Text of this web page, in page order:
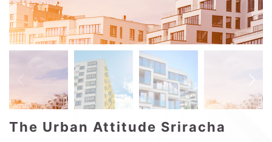
The Urban Attitude Sriracha